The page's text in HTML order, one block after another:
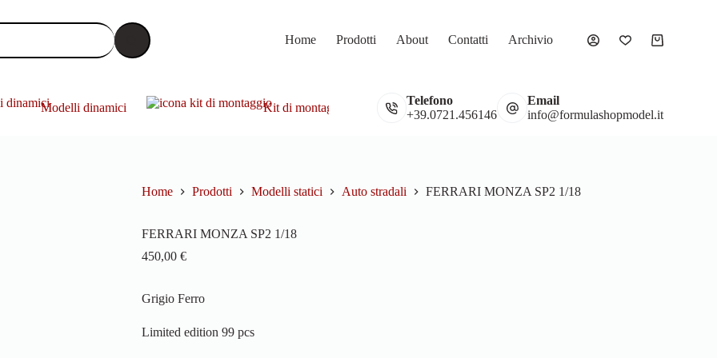
Home Prodotti About Contatti Archivio Carrello
Modelli dinamici Kit di montaggio Gadget Vetrine
Telefono
+39.0721.456146
Email
info@formulashopmodel.it
Home Prodotti Modelli statici Auto stradali FERRARI MONZA SP2 1/18
FERRARI MONZA SP2 1/18
450,00 €
Grigio Ferro
Limited edition 99 pcs